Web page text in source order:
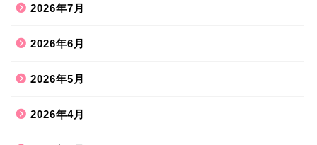
2026年7月
2026年6月
2026年5月
2026年4月